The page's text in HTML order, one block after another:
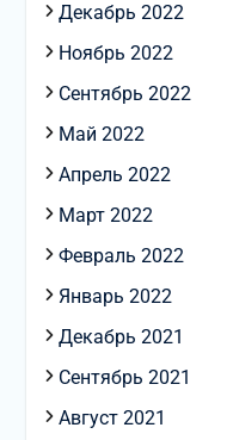
Декабрь 2022
Ноябрь 2022
Сентябрь 2022
Май 2022
Апрель 2022
Март 2022
Февраль 2022
Январь 2022
Декабрь 2021
Сентябрь 2021
Август 2021